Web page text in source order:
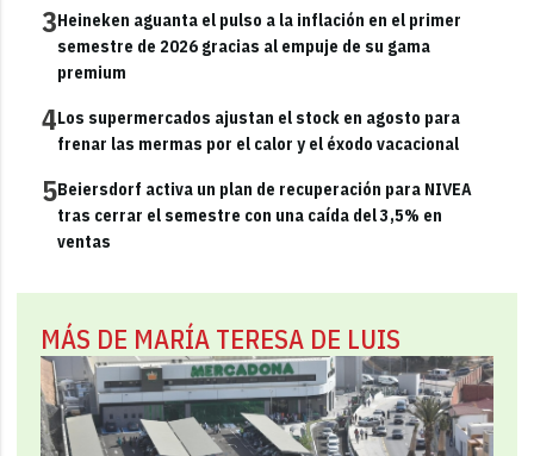
3Heineken aguanta el pulso a la inflación en el primer
semestre de 2026 gracias al empuje de su gama
premium
4Los supermercados ajustan el stock en agosto para
frenar las mermas por el calor y el éxodo vacacional
5Beiersdorf activa un plan de recuperación para NIVEA
tras cerrar el semestre con una caída del 3,5% en
ventas
MÁS DE MARÍA TERESA DE LUIS